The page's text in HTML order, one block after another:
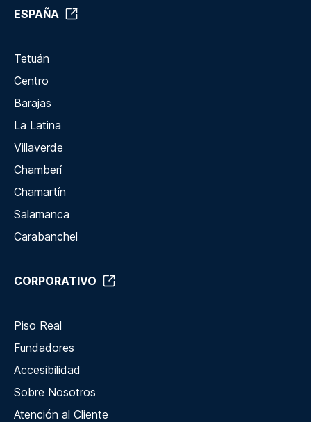
ESPAÑA
Tetuán
Centro
Barajas
La Latina
Villaverde
Chamberí
Chamartín
Salamanca
Carabanchel
CORPORATIVO
Piso Real
Fundadores
Accesibilidad
Sobre Nosotros
Atención al Cliente